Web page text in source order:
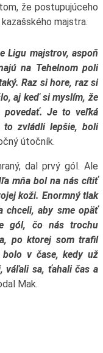
že postupujúceho
majstra.
Ligu majstrov, aspoň
na Tehelnom poli
Raz si hore, raz si
aj keď si myslím, že
Je to veľká
zvládli lepšie, boli
útočník.
dal prvý gól. Ale
mňa bol na nás cítiť
koži. Enormný tlak
chceli, aby sme opäť
gól, čo nás trochu
po ktorej som trafil
v čase, kedy už
váľali sa, ťahali čas a
Mak.